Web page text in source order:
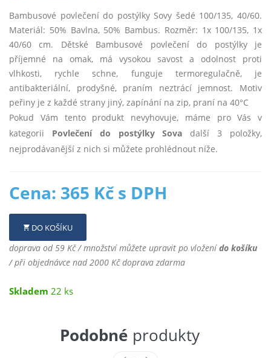
Bambusové povlečení do postýlky Sovy šedé 100/135, 40/60.
Materiál: 50% Bavlna, 50% Bambus. Rozměr: 1x 100/135, 1x
40/60 cm. Dětské Bambusové povlečení do postýlky je
příjemné na omak, má vysokou savost a odolnost proti
vlhkosti, rychle schne, funguje termoregulačně, je
antibakteriální, prodyšné, praním neztrácí jemnost. Motiv
peřiny je z každé strany jiný, zapínání na zip, praní na 40°C
Pokud Vám tento produkt nevyhovuje, máme pro Vás v
kategorii Povlečení do postýlky Sova další 3 položky,
nejprodávanější z nich si můžete prohlédnout níže.
Cena: 365 Kč s DPH
DO KOŠÍKU
doprava od 59 Kč / množství můžete upravit po vloženído košíku
/ při objednávce nad 2000 Kč doprava zdarma
Skladem 22 ks
Podobné produkty